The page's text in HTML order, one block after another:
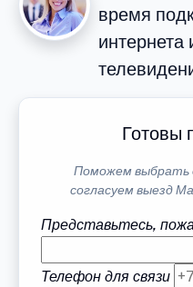
время
интернета
Готовы
Поможем
согласуем выезд
Представьтесь,
Телефон для связи